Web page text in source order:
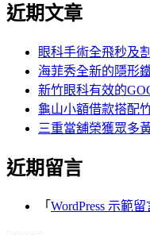
章:
關
近期文章
眼科手術全飛秒及
海菲秀全新的隱形
新竹眼科有效的
龜山小額借款搭配
三重當舖榮獲眾多
近期留言
「 WordPress 示範